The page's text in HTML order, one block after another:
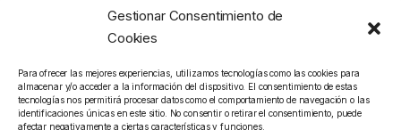
Gestionar Consentimiento de
Cookies
Para ofrecer las mejores experiencias, utilizamos tecnologías como las cookies para
almacenar y/o acceder a la información del dispositivo. El consentimiento de estas
tecnologías nos permitirá procesar datos como el comportamiento de navegación o las
identificaciones únicas en este sitio. No consentir o retirar el consentimiento, puede
afectar negativamente a ciertas características y funciones.
Atención Cliente